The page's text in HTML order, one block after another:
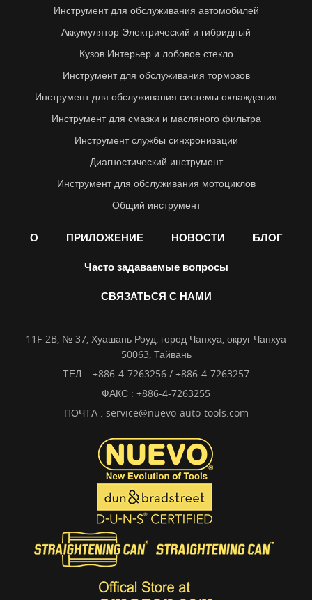
Инструмент для обслуживания автомобилей
Аккумулятор Электрический и гибридный
Кузов Интерьер и лобовое стекло
Инструмент для обслуживания тормозов
Инструмент для обслуживания системы охлаждения
Инструмент для смазки и масляного фильтра
Инструмент службы синхронизации
Диагностический инструмент
Инструмент для обслуживания мотоциклов
Общий инструмент
О ПРИЛОЖЕНИЕ НОВОСТИ БЛОГ
Часто задаваемые вопросы
СВЯЗАТЬСЯ С НАМИ
11F-2B, № 37, Хуашань Роуд, город Чанхуа, округ Чанхуа
50063, Тайвань
ТЕЛ. : +886-4-7263256 / +886-4-7263257
ФАКС : +886-4-7263255
ПОЧТА : service@nuevo-auto-tools.com